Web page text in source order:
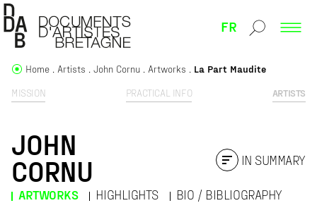
FR
MISSION PRACTICAL INFO ARTISTS
Home Artists John Cornu Artworks La Part Maudite
JOHN
CORNU
ARTWORKS HIGHLIGHTS BIO / BIBLIOGRAPHY
IN SUMMARY